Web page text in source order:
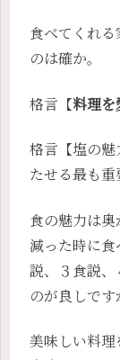
食べてくれ
のは確か。
格言【料理
格言【塩の
たせる最も重
食の魅力は
減った時に
説、３食説
のが良しです
美味しい料